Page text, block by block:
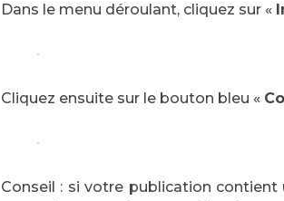
Dans le menu déroulant, cliquez sur «
Cliquez ensuite sur le bouton bleu «
Conseil : si votre publication contient